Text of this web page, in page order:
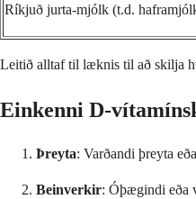
Ríkjuð jurta-mjólk (t.d.
Leitið alltaf til læknis til að skilja
Einkenni D-
Þreyta: Varðandi þreyta
Beinverkir: Óþægindi eða